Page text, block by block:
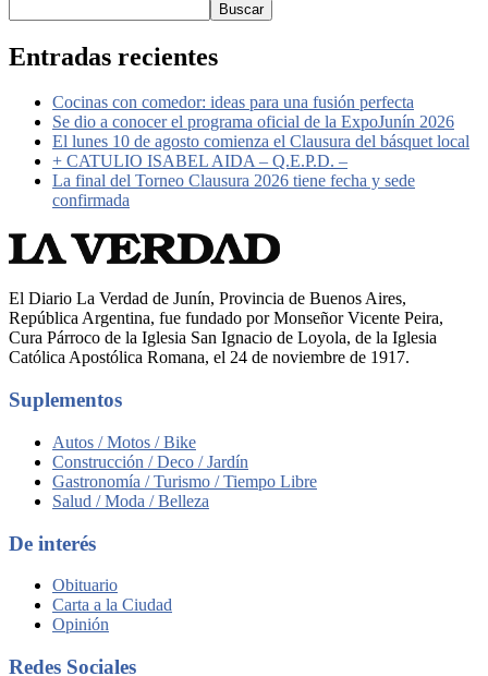
Buscar
Entradas recientes
Cocinas con comedor: ideas para una fusión perfecta
Se dio a conocer el programa oficial de la ExpoJunín 2026
El lunes 10 de agosto comienza el Clausura del básquet local
+ CATULIO ISABEL AIDA – Q.E.P.D. –
La final del Torneo Clausura 2026 tiene fecha y sede
confirmada
El Diario La Verdad de Junín, Provincia de Buenos Aires,
República Argentina, fue fundado por Monseñor Vicente Peira,
Cura Párroco de la Iglesia San Ignacio de Loyola, de la Iglesia
Católica Apostólica Romana, el 24 de noviembre de 1917.
Suplementos
Autos / Motos / Bike
Construcción / Deco / Jardín
Gastronomía / Turismo / Tiempo Libre
Salud / Moda / Belleza
De interés
Obituario
Carta a la Ciudad
Opinión
Redes Sociales